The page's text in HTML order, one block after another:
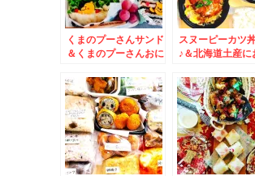
くまのプーさんサンド
＆くまのプーさんおに
スヌーピーカツ
♪＆北海道土産に
「柳月」さんの
ルト」(*´艸`*)